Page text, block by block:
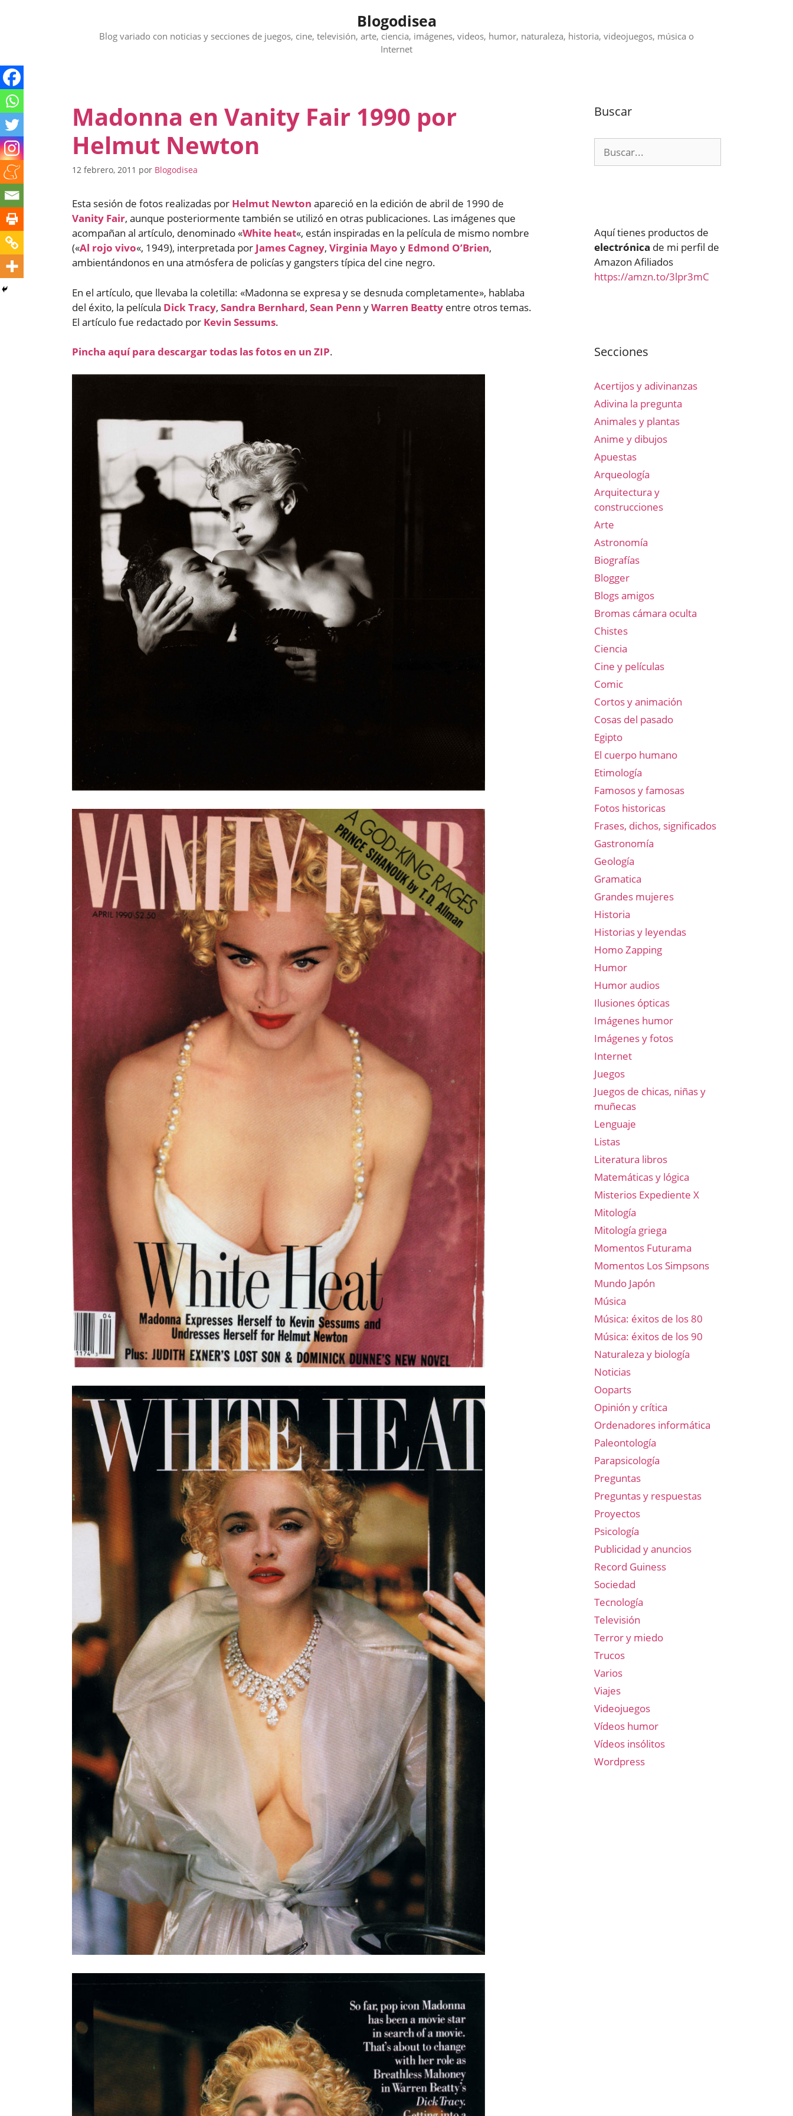
Blogodisea
Blog variado con noticias y secciones de juegos, cine, televisión, arte, ciencia, imágenes, videos, humor, naturaleza, historia, videojuegos, música o
Internet
Madonna en Vanity Fair 1990 por
Helmut Newton
12 febrero, 2011 por Blogodisea
Esta sesión de fotos realizadas por Helmut Newton apareció en la edición de abril de 1990 de
Vanity Fair, aunque posteriormente también se utilizó en otras publicaciones. Las imágenes que
acompañan al artículo, denominado «White heat«, están inspiradas en la película de mismo nombre
(«Al rojo vivo«, 1949), interpretada por James Cagney, Virginia Mayo y Edmond O’Brien,
ambientándonos en una atmósfera de policías y gangsters típica del cine negro.
En el artículo, que llevaba la coletilla: «Madonna se expresa y se desnuda completamente», hablaba
del éxito, la película Dick Tracy, Sandra Bernhard, Sean Penn yWarren Beatty entre otros temas.
El artículo fue redactado por Kevin Sessums.
Pincha aquí para descargar todas las fotos en un ZIP.
Buscar
Aquí tienes productos de
electrónica de mi perfil de
Amazon Afiliados
https://amzn.to/3lpr3mC
Secciones
Acertijos y adivinanzas
Adivina la pregunta
Animales y plantas
Anime y dibujos
Apuestas
Arqueología
Arquitectura y
construcciones
Arte
Astronomía
Biografías
Blogger
Blogs amigos
Bromas cámara oculta
Chistes
Ciencia
Cine y películas
Comic
Cortos y animación
Cosas del pasado
Egipto
El cuerpo humano
Etimología
Famosos y famosas
Fotos historicas
Frases, dichos, significados
Gastronomía
Geología
Gramatica
Grandes mujeres
Historia
Historias y leyendas
Homo Zapping
Humor
Humor audios
Ilusiones ópticas
Imágenes humor
Imágenes y fotos
Internet
Juegos
Juegos de chicas, niñas y
muñecas
Lenguaje
Listas
Literatura libros
Matemáticas y lógica
Misterios Expediente X
Mitología
Mitología griega
Momentos Futurama
Momentos Los Simpsons
Mundo Japón
Música
Música: éxitos de los 80
Música: éxitos de los 90
Naturaleza y biología
Noticias
Ooparts
Opinión y crítica
Ordenadores informática
Paleontología
Parapsicología
Preguntas
Preguntas y respuestas
Proyectos
Psicología
Publicidad y anuncios
Record Guiness
Sociedad
Tecnología
Televisión
Terror y miedo
Trucos
Varios
Viajes
Videojuegos
Vídeos humor
Vídeos insólitos
Wordpress